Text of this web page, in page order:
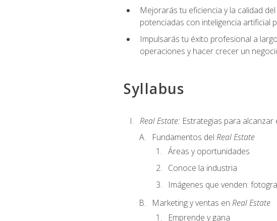
Mejorarás tu eficiencia y la calidad
potenciadas con inteligencia artificial
Impulsarás tu éxito profesional a
operaciones y hacer crecer un
Syllabus
Real Estate: Estrategias para alcanzar
Fundamentos del Real Estate
Áreas y oportunidades
Conoce la industria
Imágenes que venden:
Marketing y ventas en Real Estate
Emprende y gana